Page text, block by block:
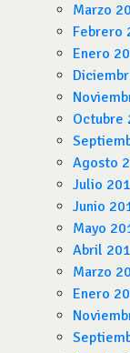
Marzo
Febrero
Enero
Octubre
Agosto
Julio
Junio
Mayo
Abril
Marzo
Enero